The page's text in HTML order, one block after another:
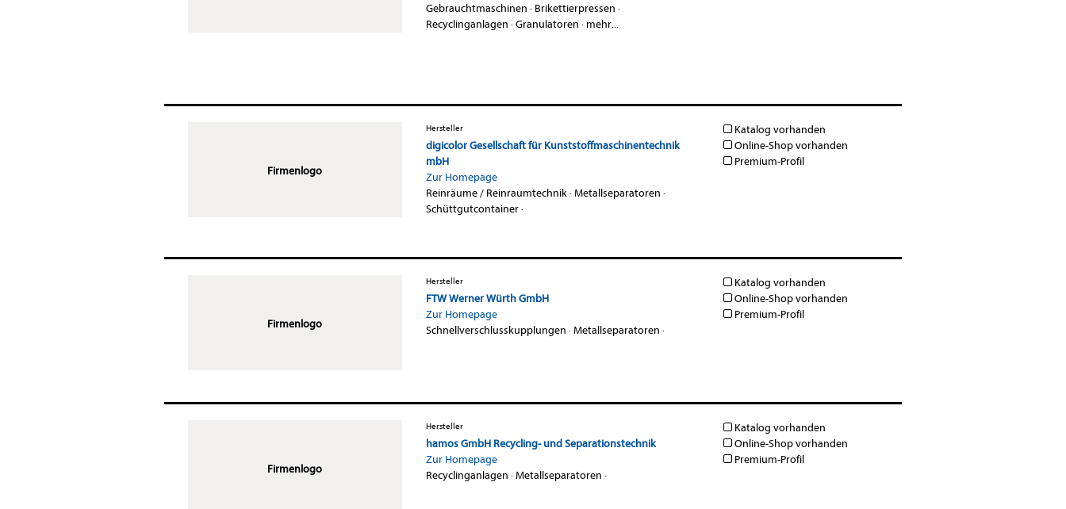
Gebrauchtmaschinen · Brikettierpressen ·
Recyclinganlagen ·Granulatoren · mehr...
Firmenlogo
Hersteller
digicolor Gesellschaft für Kunststoffmaschinentechnik
mbH
Zur Homepage
Reinräume / Reinraumtechnik·Metallseparatoren ·
Schüttgutcontainer·
Katalog vorhanden
Online-Shop vorhanden
Premium-Profil
Firmenlogo
Hersteller
FTW Werner Würth GmbH
Zur Homepage
Schnellverschlusskupplungen ·Metallseparatoren ·
Katalog vorhanden
Online-Shop vorhanden
Premium-Profil
Firmenlogo
Hersteller
hamos GmbH Recycling- und Separationstechnik
Zur Homepage
Recyclinganlagen ·Metallseparatoren ·
Katalog vorhanden
Online-Shop vorhanden
Premium-Profil